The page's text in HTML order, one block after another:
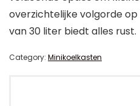
overzichtelijke volgorde
van 30 liter biedt alles rust.
Category: Minikoelkasten